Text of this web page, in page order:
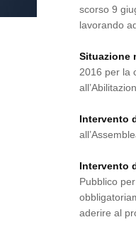
scorso 9
lavorando
Situazione
2016 per la
Intervento
Intervento
Pubblico
aderire al